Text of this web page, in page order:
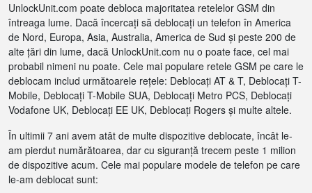
UnlockUnit.com poate debloca majoritatea retelelor GSM din
întreaga lume. Dacă încercați să deblocați un telefon în America
de Nord, Europa, Asia, Australia, America de Sud și peste 200 de
alte țări din lume, dacă UnlockUnit.com nu o poate face, cel mai
probabil nimeni nu poate. Cele mai populare retele GSM pe care le
deblocam includ următoarele rețele: Deblocați AT & T, Deblocați T-
Mobile, Deblocați T-Mobile SUA, Deblocați Metro PCS, Deblocați
Vodafone UK, Deblocați EE UK, Deblocați Rogers și multe altele.
În ultimii 7 ani avem atât de multe dispozitive deblocate, încât le-
am pierdut numărătoarea, dar cu siguranță trecem peste 1 milion
de dispozitive acum. Cele mai populare modele de telefon pe care
le-am deblocat sunt: